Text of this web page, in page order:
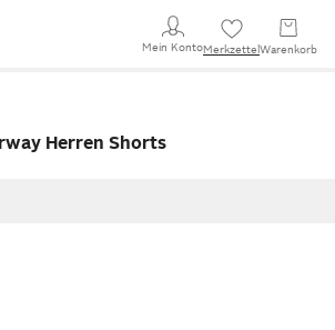
Mein KontoMerkzettel Warenkorb
Herren Shorts